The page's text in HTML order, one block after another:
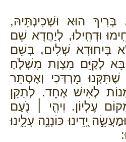
הוּא וּשְׁכִינְתֵּיהּ,
וּדְחִֽילוּ, לְיַחֲדָא שֵׁם
בְּיִחוּדָא שְׁלִים, בְּשֵׁם
בָּא לְקַיֵּם מִצְוַת מִשְׁלֹ֤חַ
שֶׁתִּקְּנוּ מָרְדְּכַי וְאֶסְתֵּר
לְאִישׁ אֶחָד. לְתַקֵּן
עֶלְיוֹן. וִיהִ֤י ׀ נֹ֤עַם
יָ֭דֵינוּ כּוֹנְנָ֥ה עָלֵ֑ינוּ